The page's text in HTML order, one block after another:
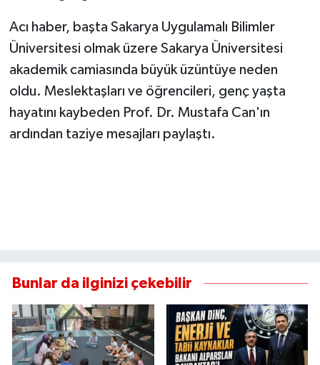
Acı haber, başta Sakarya Uygulamalı Bilimler
Üniversitesi olmak üzere Sakarya Üniversitesi
akademik camiasında büyük üzüntüye neden
oldu. Meslektaşları ve öğrencileri, genç yaşta
hayatını kaybeden Prof. Dr. Mustafa Can'ın
ardından taziye mesajları paylaştı.
Bunlar da ilginizi çekebilir